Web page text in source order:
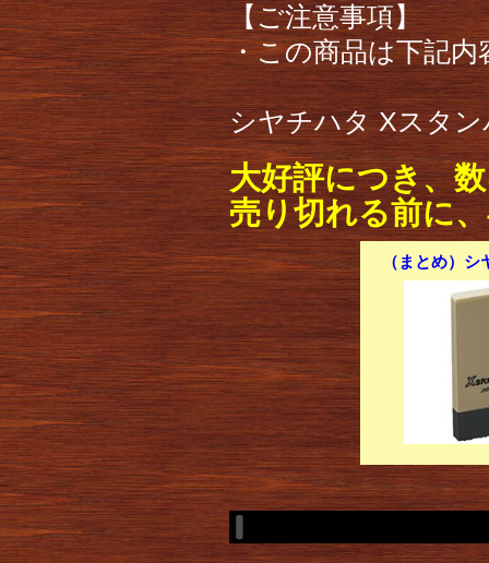
【ご注意事項】
・この商品は下記
シヤチハタ Xスタン
大好評につき、
売り切れる前に
（まとめ）